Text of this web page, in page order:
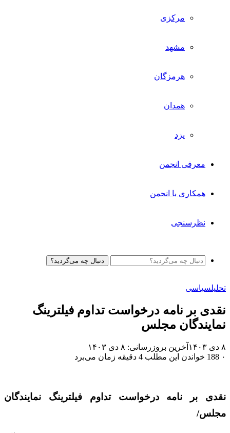
مرکزی
مشهد
هرمزگان
همدان
یزد
معرفی انجمن
همکاری با انجمن
نظرسنجی
دنبال چه می‌گردید؟
تحلیلسیاسی
نقدی بر نامه درخواست تداوم فیلترینگ
نمایندگان مجلس
۸ دی ۱۴۰۳
آخرین بروزرسانی: ۸ دی ۱۴۰۳
۰
خواندن این مطلب 4 دقیقه زمان می‌برد
نقدی بر نامه درخواست تداوم فیلترینگ نمایندگان
مجلس/